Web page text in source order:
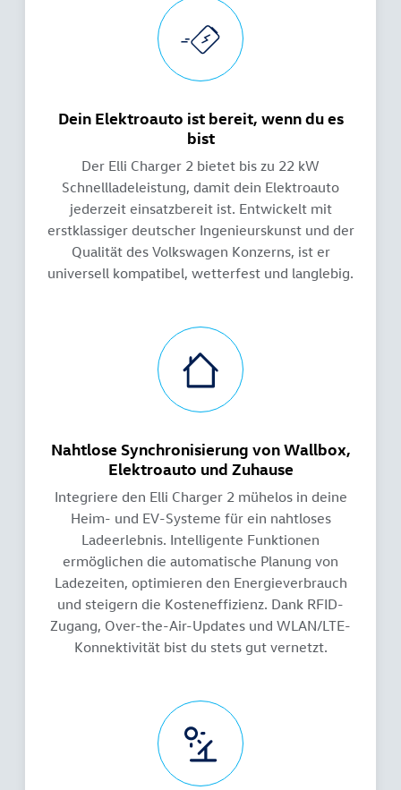
Dein Elektroauto ist bereit, wenn du es
bist
Der Elli Charger 2 bietet bis zu 22 kW
Schnellladeleistung, damit dein Elektroauto
jederzeit einsatzbereit ist. Entwickelt mit
erstklassiger deutscher Ingenieurskunst und der
Qualität des Volkswagen Konzerns, ist er
universell kompatibel, wetterfest und langlebig.
Nahtlose Synchronisierung von Wallbox,
Elektroauto und Zuhause
Integriere den Elli Charger 2 mühelos in deine
Heim- und EV-Systeme für ein nahtloses
Ladeerlebnis. Intelligente Funktionen
ermöglichen die automatische Planung von
Ladezeiten, optimieren den Energieverbrauch
und steigern die Kosteneffizienz. Dank RFID-
Zugang, Over-the-Air-Updates und WLAN/LTE-
Konnektivität bist du stets gut vernetzt.